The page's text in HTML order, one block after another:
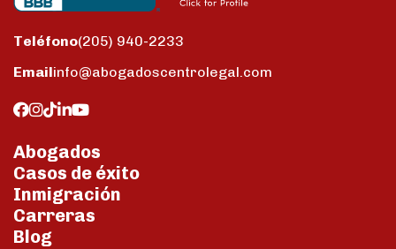
Teléfono(205) 940-2233
Emailinfo@abogadoscentrolegal.com
Abogados
Casos de éxito
Inmigración
Carreras
Blog